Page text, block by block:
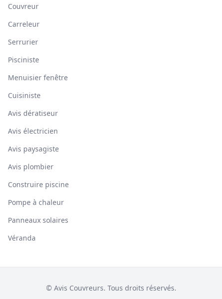
Couvreur
Carreleur
Serrurier
Pisciniste
Menuisier fenêtre
Cuisiniste
Avis dératiseur
Avis électricien
Avis paysagiste
Avis plombier
Construire piscine
Pompe à chaleur
Panneaux solaires
Véranda
© Avis Couvreurs. Tous droits réservés.